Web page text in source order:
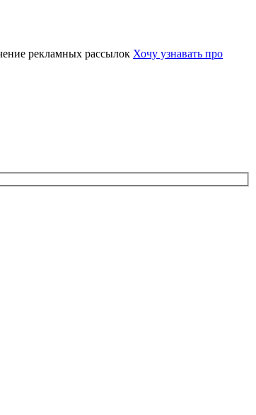
рекламных рассылок Хочу узнавать про